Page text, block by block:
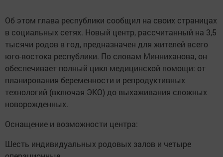
Об этом глава республики сообщил на своих страницах
в социальных сетях. Новый центр, рассчитанный на 3,5
тысячи родов в год, предназначен для жителей всего
юго-востока республики. По словам Минниханова, он
обеспечивает полный цикл медицинской помощи: от
планирования беременности и репродуктивных
технологий (включая ЭКО) до выхаживания сложных
новорожденных.
Оснащение и возможности центра:
Шесть индивидуальных родовых залов и четыре